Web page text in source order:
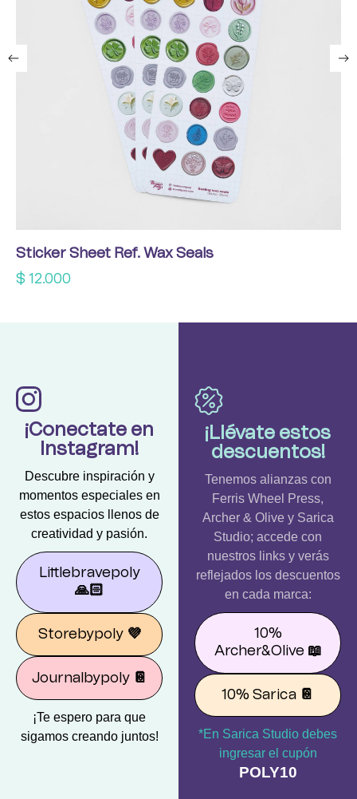
Sticker Sheet Ref. Wax Seals
$ 12.000
¡Conectate en
Instagram!
Descubre inspiración y
momentos especiales en
estos espacios llenos de
creatividad y pasión.
Littlebravepoly
🙏🏻
Storebypoly 💜
Journalbypoly 📔
¡Te espero para que
sigamos creando juntos!
¡Llévate estos
descuentos!
Tenemos alianzas con
Ferris Wheel Press,
Archer & Olive y Sarica
Studio; accede con
nuestros links y verás
reflejados los descuentos
en cada marca:
10%
Archer&Olive 📖
10% Sarica 📔
*En Sarica Studio debes
ingresar el cupón
POLY10